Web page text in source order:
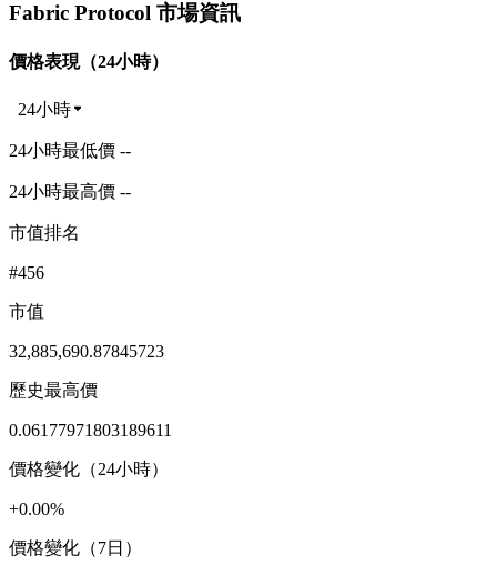
Fabric Protocol 市場資訊
價格表現（24小時）
24小時
24小時最低價 --
24小時最高價 --
市值排名
#456
市值
32,885,690.87845723
歷史最高價
0.06177971803189611
價格變化（24小時）
+0.00%
價格變化（7日）